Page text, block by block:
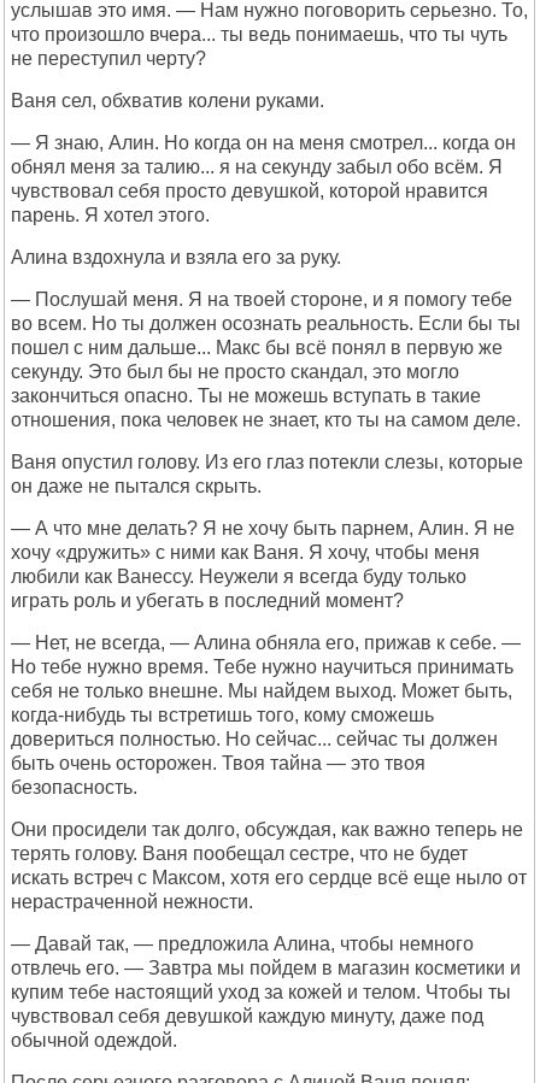
услышав это имя. — Нам нужно поговорить серьезно. То,
что произошло вчера... ты ведь понимаешь, что ты чуть
не переступил черту?
Ваня сел, обхватив колени руками.
— Я знаю, Алин. Но когда он на меня смотрел... когда он
обнял меня за талию... я на секунду забыл обо всём. Я
чувствовал себя просто девушкой, которой нравится
парень. Я хотел этого.
Алина вздохнула и взяла его за руку.
— Послушай меня. Я на твоей стороне, и я помогу тебе
во всем. Но ты должен осознать реальность. Если бы ты
пошел с ним дальше... Макс бы всё понял в первую же
секунду. Это был бы не просто скандал, это могло
закончиться опасно. Ты не можешь вступать в такие
отношения, пока человек не знает, кто ты на самом деле.
Ваня опустил голову. Из его глаз потекли слезы, которые
он даже не пытался скрыть.
— А что мне делать? Я не хочу быть парнем, Алин. Я не
хочу «дружить» с ними как Ваня. Я хочу, чтобы меня
любили как Ванессу. Неужели я всегда буду только
играть роль и убегать в последний момент?
— Нет, не всегда, — Алина обняла его, прижав к себе. —
Но тебе нужно время. Тебе нужно научиться принимать
себя не только внешне. Мы найдем выход. Может быть,
когда-нибудь ты встретишь того, кому сможешь
довериться полностью. Но сейчас... сейчас ты должен
быть очень осторожен. Твоя тайна — это твоя
безопасность.
Они просидели так долго, обсуждая, как важно теперь не
терять голову. Ваня пообещал сестре, что не будет
искать встреч с Максом, хотя его сердце всё еще ныло от
нерастраченной нежности.
— Давай так, — предложила Алина, чтобы немного
отвлечь его. — Завтра мы пойдем в магазин косметики и
купим тебе настоящий уход за кожей и телом. Чтобы ты
чувствовал себя девушкой каждую минуту, даже под
обычной одеждой.